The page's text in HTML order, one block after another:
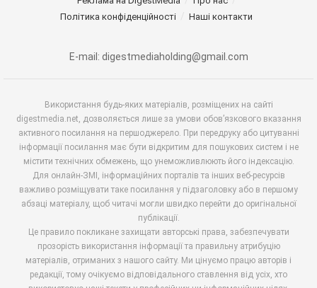
Політика конфіденційності
Наші контакти
E-mail: digestmediaholding@gmail.com
Використання будь-яких матеріалів, розміщених на сайті
digestmedia.net, дозволяється лише за умови обов’язкового вказання
активного посилання на першоджерело. При передруку або цитуванні
інформації посилання має бути відкритим для пошукових систем і не
містити технічних обмежень, що унеможливлюють його індексацію.
Для онлайн-ЗМІ, інформаційних порталів та інших веб-ресурсів
важливо розміщувати таке посилання у підзаголовку або в першому
абзаці матеріалу, щоб читачі могли швидко перейти до оригінальної
публікації.
Це правило покликане захищати авторські права, забезпечувати
прозорість використання інформації та правильну атрибуцію
матеріалів, отриманих з нашого сайту. Ми цінуємо працю авторів і
редакції, тому очікуємо відповідального ставлення від усіх, хто